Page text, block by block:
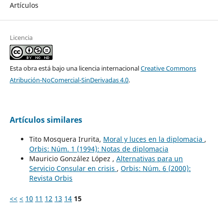
Artículos
Licencia
Esta obra está bajo una licencia internacionalCreative Commons
Atribución-NoComercial-SinDerivadas 4.0.
Artículos similares
Tito Mosquera Irurita, Moral y luces en la diplomacia ,
Orbis: Núm. 1 (1994): Notas de diplomacia
Mauricio González López , Alternativas para un
Servicio Consular en crisis , Orbis: Núm. 6 (2000):
Revista Orbis
<< < 10 11 12 13 14 15